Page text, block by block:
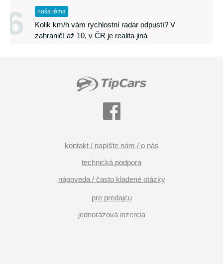
6 naša téma
Kolik km/h vám rychlostní radar odpustí? V
zahraničí až 10, v ČR je realita jiná
kontakt / napíšte nám / o nás
technická podpora
nápoveda / často kladené otázky
pre predajcu
jednorázová inzercia